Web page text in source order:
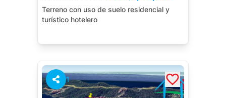
Terreno con uso de suelo residencial y
turístico hotelero
1